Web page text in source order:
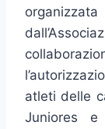
atleti delle
Juniores